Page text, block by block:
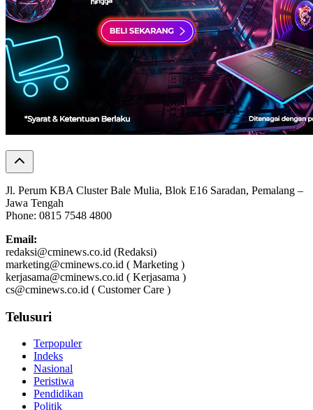
Jl. Perum KBA Cluster Bale Mulia, Blok E16 Saradan, Pemalang –
Jawa Tengah
Phone: 0815 7548 4800
Email:
redaksi@cminews.co.id (Redaksi)
marketing@cminews.co.id ( Marketing )
kerjasama@cminews.co.id ( Kerjasama )
cs@cminews.co.id ( Customer Care )
Telusuri
Terpopuler
Indeks
Nasional
Peristiwa
Pendidikan
Politik